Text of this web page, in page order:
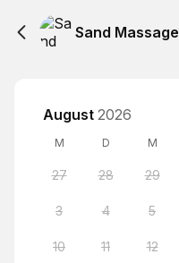
Sand Massage
August 2026
M D M
27 28 29
3 4 5
10 11 12